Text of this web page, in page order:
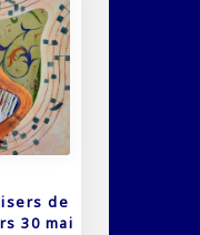
de
30 mai